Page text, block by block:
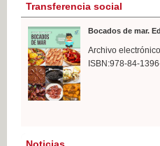
Transferencia social
Bocados de mar.
Archivo
ISBN:978-84-